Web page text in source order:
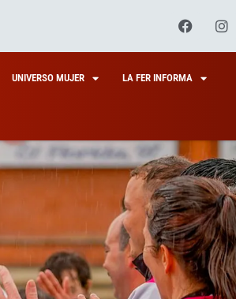
UNIVERSO MUJER LA FER INFORMA